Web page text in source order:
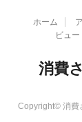
ホーム
ビュー
消費
Copyright© 消費